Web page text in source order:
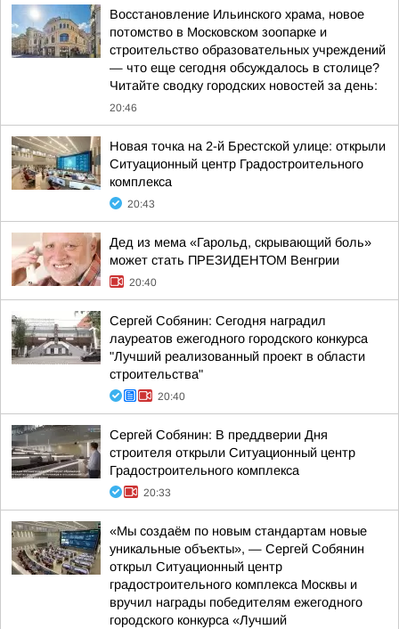
Восстановление Ильинского храма, новое
потомство в Московском зоопарке и
строительство образовательных учреждений
— что еще сегодня обсуждалось в столице?
Читайте сводку городских новостей за день:
20:46
Новая точка на 2-й Брестской улице: открыли
Ситуационный центр Градостроительного
комплекса
20:43
Дед из мема «Гарольд, скрывающий боль»
может стать ПРЕЗИДЕНТОМ Венгрии
20:40
Сергей Собянин: Сегодня наградил
лауреатов ежегодного городского конкурса
"Лучший реализованный проект в области
строительства"
20:40
Сергей Собянин: В преддверии Дня
строителя открыли Ситуационный центр
Градостроительного комплекса
20:33
«Мы создаём по новым стандартам новые
уникальные объекты», — Сергей Собянин
открыл Ситуационный центр
градостроительного комплекса Москвы и
вручил награды победителям ежегодного
городского конкурса «Лучший